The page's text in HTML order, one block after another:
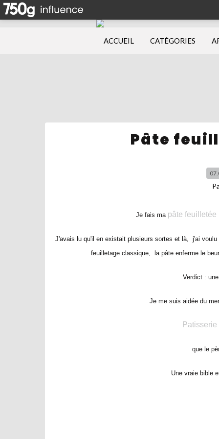
ACCUEIL CATÉGORIES
Pâte
Je fais ma pâte feuilletée
J'avais lu qu'il en existait plusieurs sortes et là, j'ai
feuilletage classique, la pâte enferme le
Verdict :
Je me suis aidée du
que le
Une vraie bible